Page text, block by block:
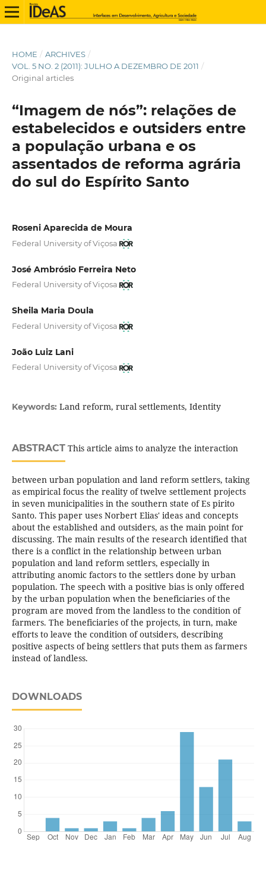
HOME / ARCHIVES /
VOL. 5 NO. 2 (2011): JULHO A DEZEMBRO DE 2011 /
Original articles
“Imagem de nós”: relações de
estabelecidos e outsiders entre
a população urbana e os
assentados de reforma agrária
do sul do Espírito Santo
Roseni Aparecida de Moura
Federal University of Viçosa
José Ambrósio Ferreira Neto
Federal University of Viçosa
Sheila Maria Doula
Federal University of Viçosa
João Luiz Lani
Federal University of Viçosa
Keywords: Land reform, rural settlements, Identity
ABSTRACTThis article aims to analyze the interaction
between urban population and land reform settlers, taking
as empirical focus the reality of twelve settlement projects
in seven municipalities in the southern state of Es pirito
Santo. This paper uses Norbert Elias' ideas and concepts
about the established and outsiders, as the main point for
discussing. The main results of the research identified that
there is a conflict in the relationship between urban
population and land reform settlers, especially in
attributing anomic factors to the settlers done by urban
population. The speech with a positive bias is only offered
by the urban population when the beneficiaries of the
program are moved from the landless to the condition of
farmers. The beneficiaries of the projects, in turn, make
efforts to leave the condition of outsiders, describing
positive aspects of being settlers that puts them as farmers
instead of landless.
DOWNLOADS